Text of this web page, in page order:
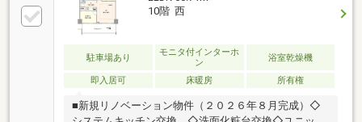
10階 西
駐車場あり
モニタ付インターホ
ン
浴室乾燥機
即入居可 床暖房 所有権
■新規リノベーション物件（２０２６年８月完成）◇